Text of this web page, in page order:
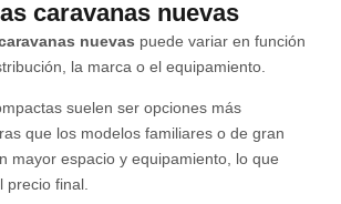
caravanas nuevas
nuevas puede variar en función
la marca o el equipamiento.
suelen ser opciones más
que los modelos familiares o de gran
mayor espacio y equipamiento, lo que
precio final.